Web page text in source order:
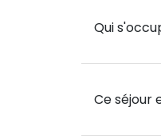
Piscine au
Piscine à
Qui
Ce séjour